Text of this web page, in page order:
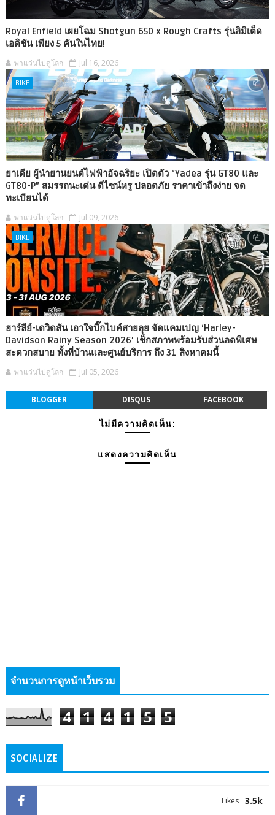
Royal Enfield เผยโฉม Shotgun 650 x Rough Crafts รุ่นลิมิเต็ด
เอดิชัน เพียง 5 คันในไทย!
พาแว่นไปดูโลก Jul 16, 2026
BIKE
ยาเดีย ผู้นำยานยนต์ไฟฟ้าอัจฉริยะ เปิดตัว “Yadea รุ่น GT80 และ
GT80-P” สมรรถนะเด่น ดีไซน์หรู ปลอดภัย ราคาเข้าถึงง่าย จด
ทะเบียนได้
พาแว่นไปดูโลก Jul 09, 2026
BIKE
ฮาร์ลีย์-เดวิดสัน เอาใจบิ๊กไบค์สายลุย จัดแคมเปญ ‘Harley-
Davidson Rainy Season 2026’ เช็กสภาพพร้อมรับส่วนลดพิเศษ
สะดวกสบาย ทั้งที่บ้านและศูนย์บริการ ถึง 31 สิงหาคมนี้
พาแว่นไปดูโลก Jul 05, 2026
BLOGGER DISQUS FACEBOOK
ไม่มีความคิดเห็น:
แสดงความคิดเห็น
จำนวนการดูหน้าเว็บรวม
4 1 4 1 5 5
SOCIALIZE
3.5k
Likes